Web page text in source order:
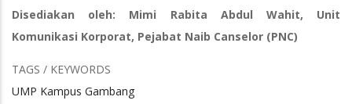
Disediakan oleh: Mimi Rabita Abdul Wahit, Unit
Komunikasi Korporat, Pejabat Naib Canselor (PNC)
TAGS / KEYWORDS
UMP Kampus Gambang